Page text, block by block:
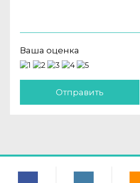
Ваша оценка
Отправить